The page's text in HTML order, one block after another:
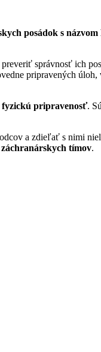
posádok s
správnosť ich
pripravených
fyzickú pripravenosť.
a zdieľať s nimi
záchranárskych tímov.